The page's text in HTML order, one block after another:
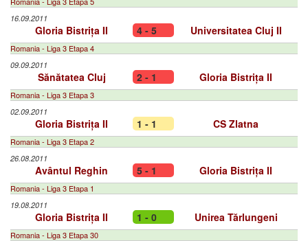
16.09.2011
Gloria Bistrița II 4 - 5 Universitatea Cluj II
Romania - Liga 3 Etapa 4
09.09.2011
Sănătatea Cluj 2 - 1 Gloria Bistrița II
Romania - Liga 3 Etapa 3
02.09.2011
Gloria Bistrița II 1 - 1 CS Zlatna
Romania - Liga 3 Etapa 2
26.08.2011
Avântul Reghin 5 - 1 Gloria Bistrița II
Romania - Liga 3 Etapa 1
19.08.2011
Gloria Bistrița II 1 - 0 Unirea Tărlungeni
Romania - Liga 3 Etapa 30